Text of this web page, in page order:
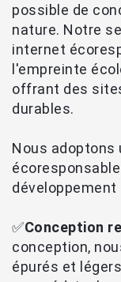
possible de
nature. Notre
internet
l'empreinte
offrant des
durables.
Nous adoptons
✅Conception
conception,
épurés et